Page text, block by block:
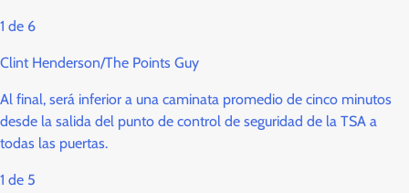
1 de 6
Clint Henderson/The Points Guy
Al final, será inferior a una caminata promedio de cinco minutos
desde la salida del punto de control de seguridad de la TSA a
todas las puertas.
1 de 5